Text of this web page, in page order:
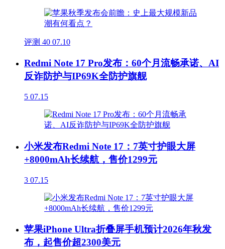
评测 40 07.10
Redmi Note 17 Pro发布：60个月流畅承诺、AI
反诈防护与IP69K全防护旗舰
5 07.15
小米发布Redmi Note 17：7英寸护眼大屏
+8000mAh长续航，售价1299元
3 07.15
苹果iPhone Ultra折叠屏手机预计2026年秋发
布，起售价超2300美元